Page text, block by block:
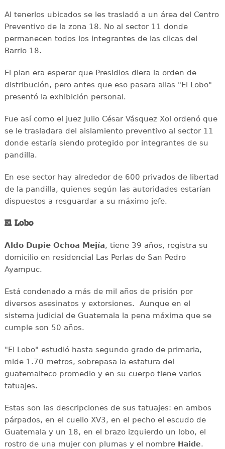
Al tenerlos ubicados se les trasladó a un área del Centro
Preventivo de la zona 18. No al sector 11 donde
permanecen todos los integrantes de las clicas del
Barrio 18.
El plan era esperar que Presidios diera la orden de
distribución, pero antes que eso pasara alias "El Lobo"
presentó la exhibición personal.
Fue así como el juez Julio César Vásquez Xol ordenó que
se le trasladara del aislamiento preventivo al sector 11
donde estaría siendo protegido por integrantes de su
pandilla.
En ese sector hay alrededor de 600 privados de libertad
de la pandilla, quienes según las autoridades estarían
dispuestos a resguardar a su máximo jefe.
El Lobo
Aldo Dupie Ochoa Mejía, tiene 39 años, registra su
domicilio en residencial Las Perlas de San Pedro
Ayampuc.
Está condenado a más de mil años de prisión por
diversos asesinatos y extorsiones. Aunque en el
sistema judicial de Guatemala la pena máxima que se
cumple son 50 años.
"El Lobo" estudió hasta segundo grado de primaria,
mide 1.70 metros, sobrepasa la estatura del
guatemalteco promedio y en su cuerpo tiene varios
tatuajes.
Estas son las descripciones de sus tatuajes: en ambos
párpados, en el cuello XV3, en el pecho el escudo de
Guatemala y un 18, en el brazo izquierdo un lobo, el
rostro de una mujer con plumas y el nombre Haide.